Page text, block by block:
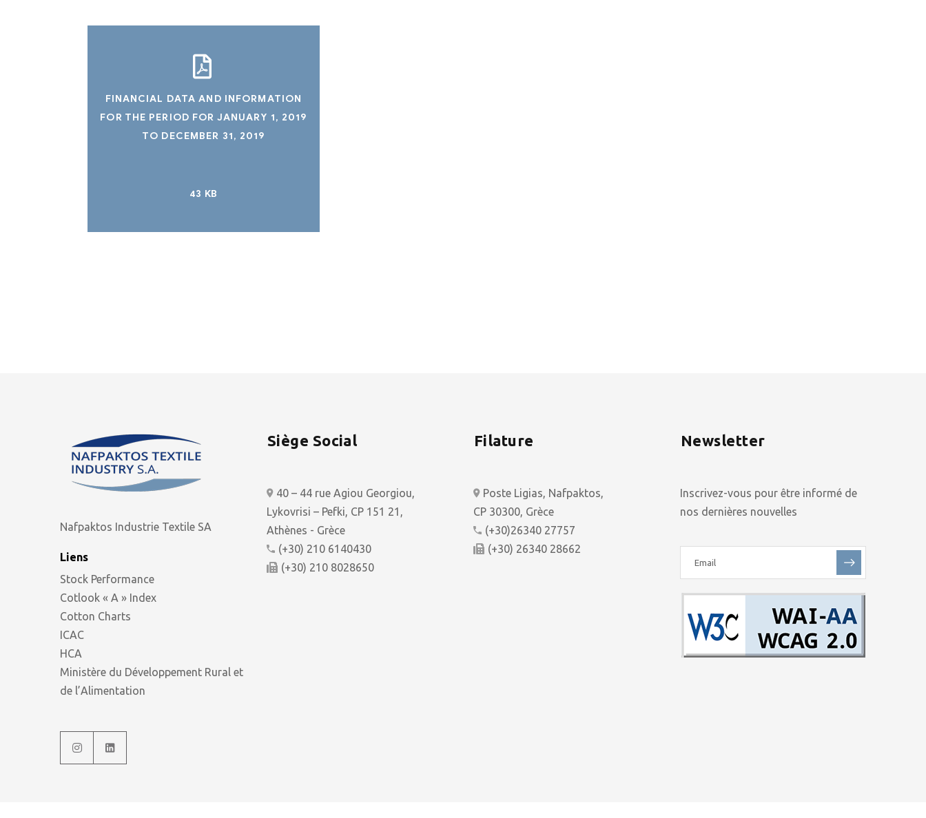
FINANCIAL DATA AND INFORMATION
FOR THE PERIOD FOR JANUARY 1, 2019
TO DECEMBER 31, 2019
43 KB
Nafpaktos Industrie Textile SA
Liens
Stock Performance
Cotlook « A » Index
Cotton Charts
ICAC
HCA
Ministère du Développement Rural et
de l’Alimentation
Siège Social
40 – 44 rue Agiou Georgiou,
Lykovrisi – Pefki, CP 151 21,
Athènes - Grèce
(+30) 210 6140430
(+30) 210 8028650
Filature
Poste Ligias, Nafpaktos,
CP 30300, Grèce
(+30)26340 27757
(+30) 26340 28662
Newsletter
Inscrivez-vous pour être informé de
nos dernières nouvelles